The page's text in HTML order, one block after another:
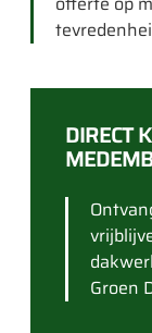
DIRECT
Groen